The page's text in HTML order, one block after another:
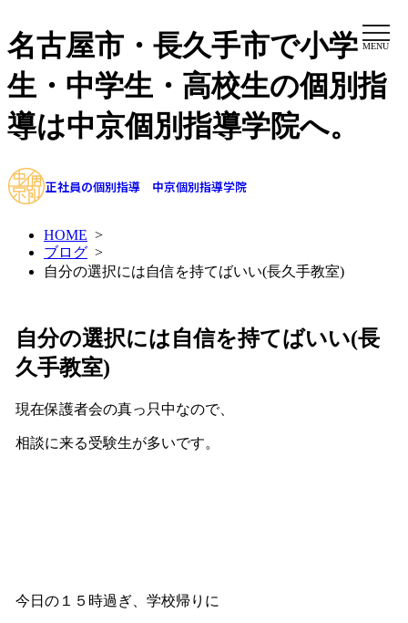
名古屋市・長久手市で小学
生・中学生・高校生の個別指
導は中京個別指導学院へ。
正社員の個別指導 中京個別指導学院
MENU
HOME >
ブログ >
自分の選択には自信を持てばいい(長久手教室)
自分の選択には自信を持てばいい(長
久手教室)
現在保護者会の真っ只中なので、
相談に来る受験生が多いです。
今日の１５時過ぎ、学校帰りに